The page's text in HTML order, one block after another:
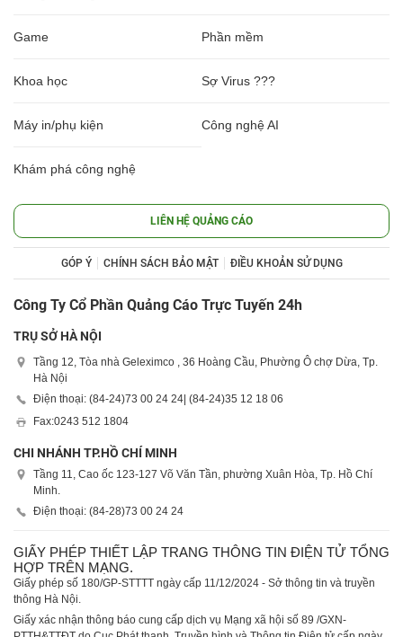
Game Phần mềm
Khoa học Sợ Virus ???
Máy in/phụ kiện Công nghệ AI
Khám phá công nghệ
LIÊN HỆ QUẢNG CÁO
GÓP Ý CHÍNH SÁCH BẢO MẬT ĐIỀU KHOẢN SỬ DỤNG
Công Ty Cổ Phần Quảng Cáo Trực Tuyến 24h
TRỤ SỞ HÀ NỘI
Tầng 12, Tòa nhà Geleximco , 36 Hoàng Cầu, Phường Ô chợ Dừa, Tp.
Hà Nội
Điện thoại: (84-24)73 00 24 24 | (84-24)35 12 18 06
Fax:0243 512 1804
CHI NHÁNH TP.HỒ CHÍ MINH
Tầng 11, Cao ốc 123-127 Võ Văn Tần, phường Xuân Hòa, Tp. Hồ Chí
Minh.
Điện thoại: (84-28)73 00 24 24
GIẤY PHÉP THIẾT LẬP TRANG THÔNG TIN ĐIỆN TỬ TỔNG
HỢP TRÊN MẠNG.
Giấy phép số 180/GP-STTTT ngày cấp 11/12/2024 - Sở thông tin và truyền
thông Hà Nội.
Giấy xác nhận thông báo cung cấp dịch vụ Mạng xã hội số 89 /GXN-